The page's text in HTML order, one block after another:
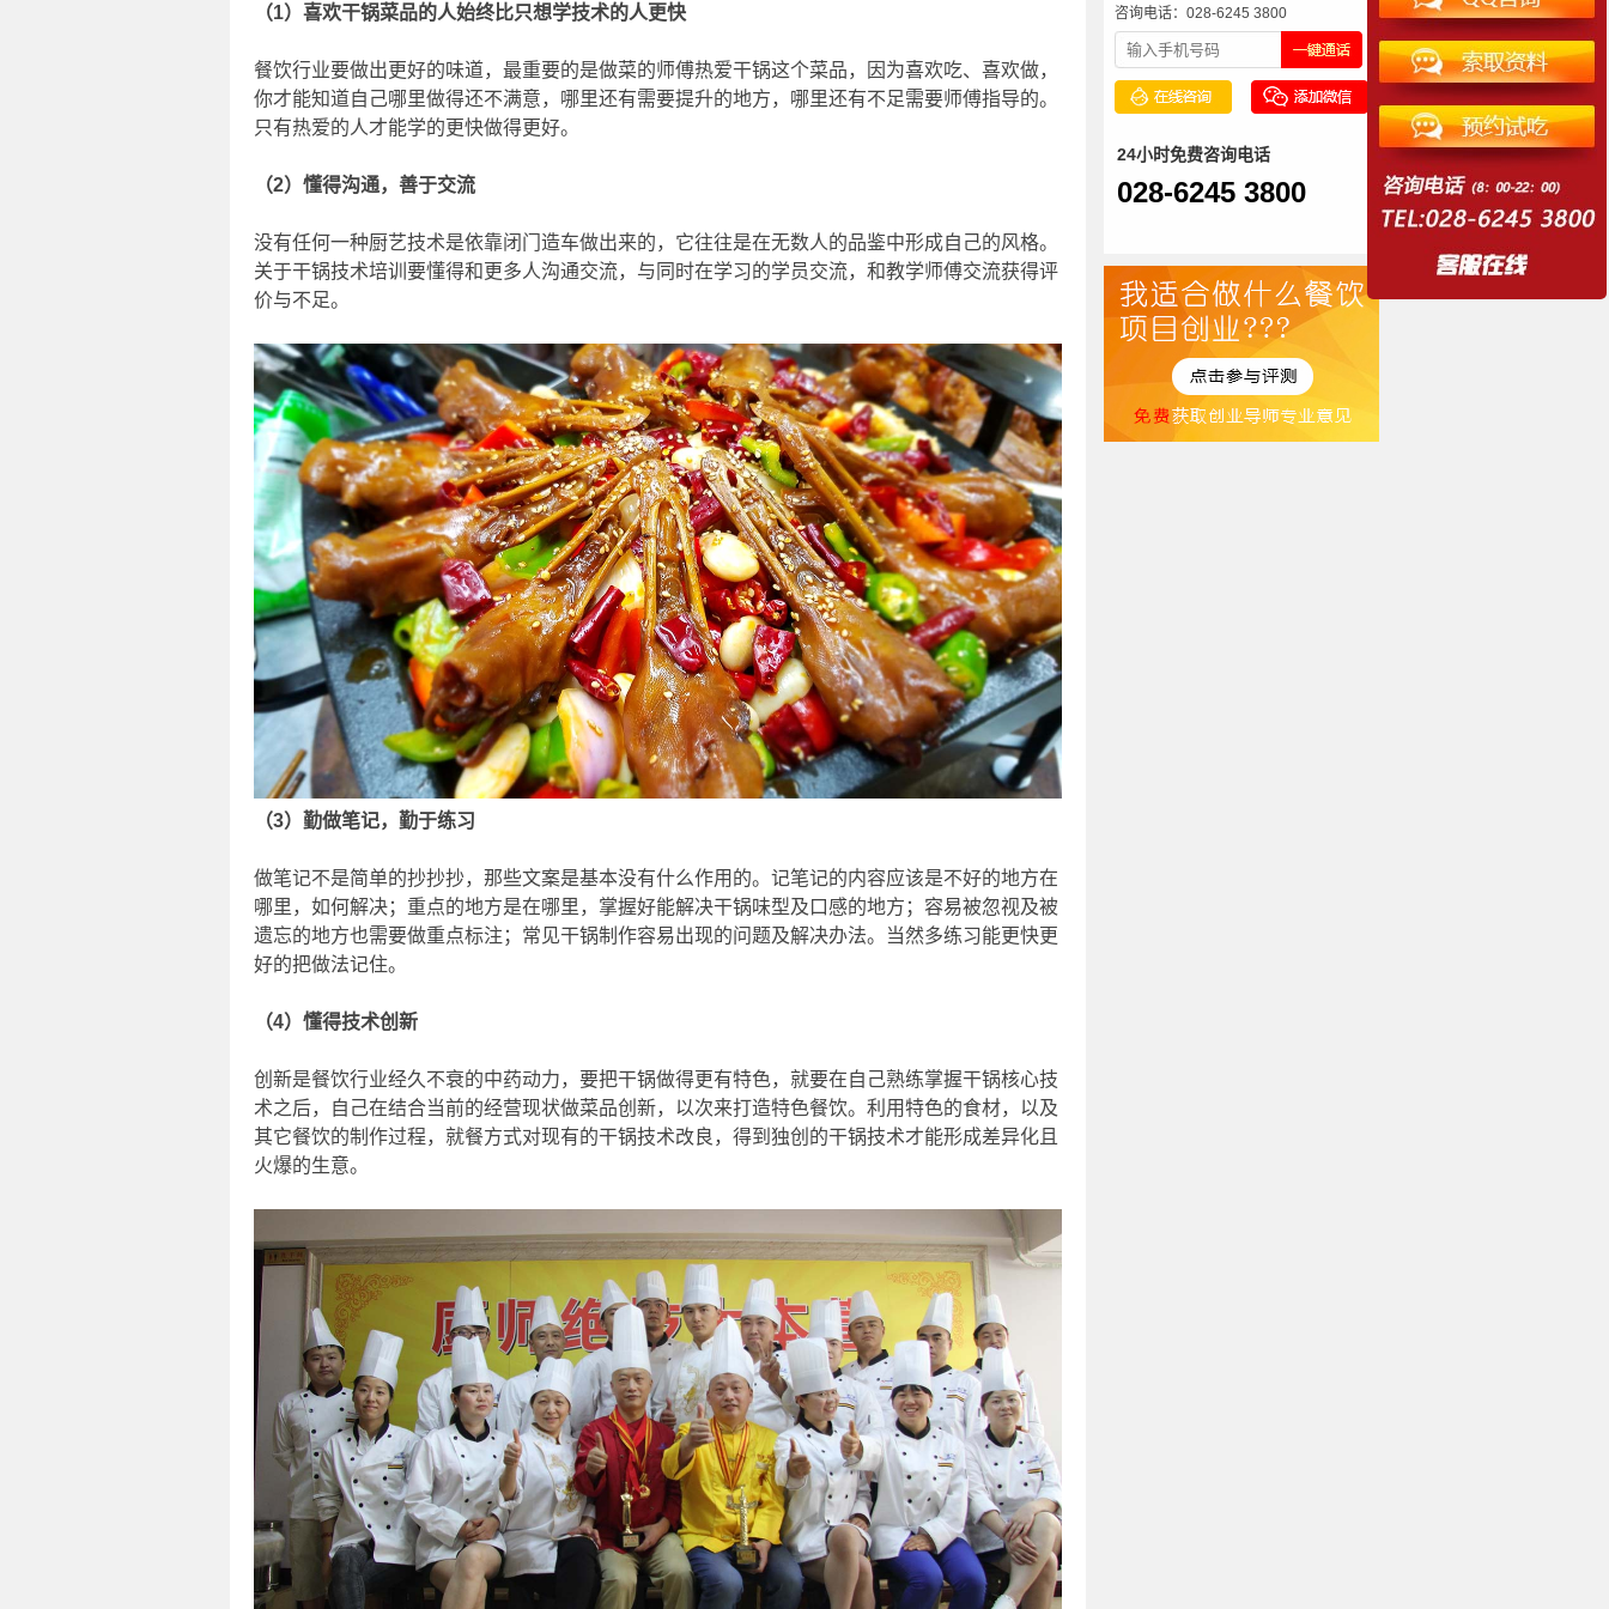
咨询电话：028-6245 3800
24小时免费咨询电话
028-6245 3800
（1）喜欢干锅菜品的人始终比只想学技术的人更快
餐饮行业要做出更好的味道，最重要的是做菜的师傅热爱干锅这个菜品，因为喜欢吃、喜欢做，
你才能知道自己哪里做得还不满意，哪里还有需要提升的地方，哪里还有不足需要师傅指导的。
只有热爱的人才能学的更快做得更好。
（2）懂得沟通，善于交流
没有任何一种厨艺技术是依靠闭门造车做出来的，它往往是在无数人的品鉴中形成自己的风格。
关于干锅技术培训要懂得和更多人沟通交流，与同时在学习的学员交流，和教学师傅交流获得评
价与不足。
（3）勤做笔记，勤于练习
做笔记不是简单的抄抄抄，那些文案是基本没有什么作用的。记笔记的内容应该是不好的地方在
哪里，如何解决；重点的地方是在哪里，掌握好能解决干锅味型及口感的地方；容易被忽视及被
遗忘的地方也需要做重点标注；常见干锅制作容易出现的问题及解决办法。当然多练习能更快更
好的把做法记住。
（4）懂得技术创新
创新是餐饮行业经久不衰的中药动力，要把干锅做得更有特色，就要在自己熟练掌握干锅核心技
术之后，自己在结合当前的经营现状做菜品创新，以次来打造特色餐饮。利用特色的食材，以及
其它餐饮的制作过程，就餐方式对现有的干锅技术改良，得到独创的干锅技术才能形成差异化且
火爆的生意。